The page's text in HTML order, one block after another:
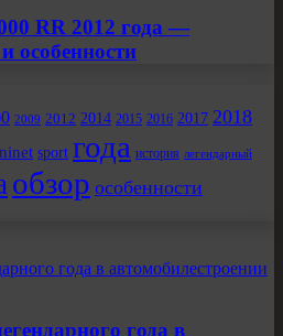
RR 2012 года —
особенности
2009 2012 2014 2015 2016 2017 2018
ninet sport года история легендарный
обзор особенности
года в автомобилестроении
года в